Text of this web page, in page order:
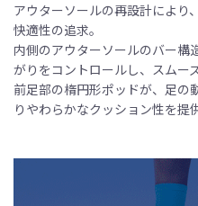
アウターソールの再設計により
快適性の追求。
内側のアウターソールのバー構
がりをコントロールし、スムー
前足部の楕円形ポッドが、足の
りやわらかなクッション性を提